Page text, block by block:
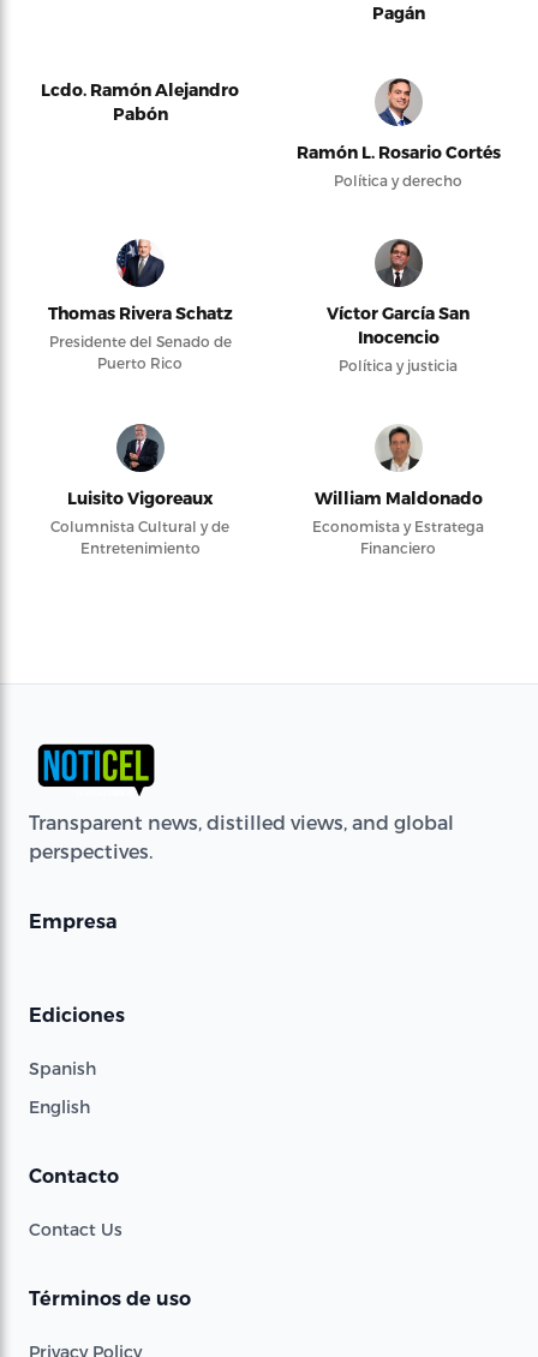
Pagán
Lcdo. Ramón Alejandro
Pabón
Ramón L. Rosario Cortés
Política y derecho
Thomas Rivera Schatz
Presidente del Senado de
Puerto Rico
Víctor García San
Inocencio
Política y justicia
Luisito Vigoreaux
Columnista Cultural y de
Entretenimiento
William Maldonado
Economista y Estratega
Financiero
Transparent news, distilled views, and global
perspectives.
Empresa
Ediciones
Spanish
English
Contacto
Contact Us
Términos de uso
Privacy Policy